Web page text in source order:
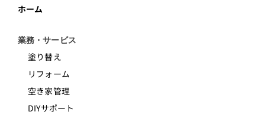
ホーム
業務・サービス
塗り替え
リフォーム
空き家管理
DIYサポート